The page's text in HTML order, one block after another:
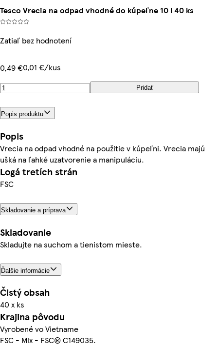
Tesco Vrecia na odpad vhodné do kúpeľne 10 l 40 ks
Zatiaľ bez hodnotení
0,49 €0,01 €/kus
Pridať
Popis produktu
Popis
Vrecia na odpad vhodné na použitie v kúpeľni. Vrecia majú
ušká na ľahké uzatvorenie a manipuláciu.
Logá tretích strán
FSC
Skladovanie a príprava
Skladovanie
Skladujte na suchom a tienistom mieste.
Ďalšie informácie
Čistý obsah
40 x ks
Krajina pôvodu
Vyrobené vo Vietname
FSC - Mix - FSC® C149035.